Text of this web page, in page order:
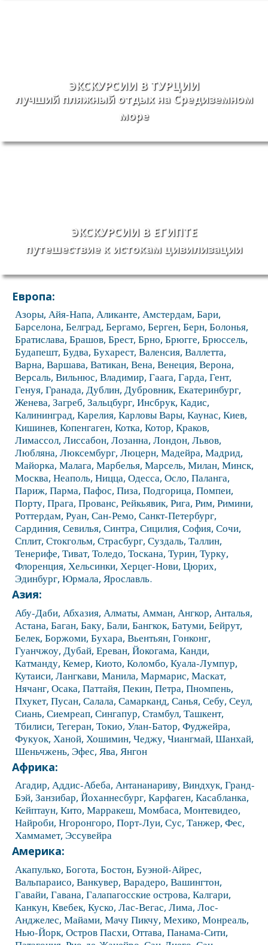
ЭКСКУРСИИ В ТУРЦИИ
лучший пляжный отдых на Средиземном
море
ЭКСКУРСИИ В ЕГИПТЕ
путешествие к истокам цивилизации
Европа:
Азоры, Айя-Напа, Аликанте, Амстердам, Бари,
Барселона, Белград, Бергамо, Берген, Берн, Болонья,
Братислава, Брашов, Брест, Брно, Брюгге, Брюссель,
Будапешт, Будва, Бухарест, Валенсия, Валлетта,
Варна, Варшава, Ватикан, Вена, Венеция, Верона,
Версаль, Вильнюс, Владимир, Гаага, Гарда, Гент,
Генуя, Гранада, Дублин, Дубровник, Екатеринбург,
Женева, Загреб, Зальцбург, Инсбрук, Кадис,
Калининград, Карелия, Карловы Вары, Каунас, Киев,
Кишинев, Копенгаген, Котка, Котор, Краков,
Лимассол, Лиссабон, Лозанна, Лондон, Львов,
Любляна, Люксембург, Люцерн, Мадейра, Мадрид,
Майорка, Малага, Марбелья, Марсель, Милан, Минск,
Москва, Неаполь, Ницца, Одесса, Осло, Паланга,
Париж, Парма, Пафос, Пиза, Подгорица, Помпеи,
Порту, Прага, Прованс, Рейкьявик, Рига, Рим, Римини,
Роттердам, Руан, Сан-Ремо, Санкт-Петербург,
Сардиния, Севилья, Синтра, Сицилия, София, Сочи,
Сплит, Стокгольм, Страсбург, Суздаль, Таллин,
Тенерифе, Тиват, Толедо, Тоскана, Турин, Турку,
Флоренция, Хельсинки, Херцег-Нови, Цюрих,
Эдинбург, Юрмала, Ярославль.
Азия:
Абу-Даби, Абхазия, Алматы, Амман, Ангкор, Анталья,
Астана, Баган, Баку, Бали, Бангкок, Батуми, Бейрут,
Белек, Боржоми, Бухара, Вьентьян, Гонконг,
Гуанчжоу, Дубай, Ереван, Йокогама, Канди,
Катманду, Кемер, Киото, Коломбо, Куала-Лумпур,
Кутаиси, Лангкави, Манила, Мармарис, Маскат,
Нячанг, Осака, Паттайя, Пекин, Петра, Пномпень,
Пхукет, Пусан, Салала, Самарканд, Санья, Себу, Сеул,
Сиань, Сиемреап, Сингапур, Стамбул, Ташкент,
Тбилиси, Тегеран, Токио, Улан-Батор, Фуджейра,
Фукуок, Ханой, Хошимин, Чеджу, Чиангмай, Шанхай,
Шеньчжень, Эфес, Ява, Янгон
Африка:
Агадир, Аддис-Абеба, Антананариву, Виндхук, Гранд-
Бэй, Занзибар, Йоханнесбург, Карфаген, Касабланка,
Кейптаун, Кито, Марракеш, Момбаса, Монтевидео,
Найроби, Нгоронгоро, Порт-Луи, Сус, Танжер, Фес,
Хаммамет, Эссувейра
Америка:
Акапулько, Богота, Бостон, Буэной-Айрес,
Вальпараисо, Ванкувер, Варадеро, Вашингтон,
Гавайи, Гавана, Галапагосские острова, Калгари,
Канкун, Квебек, Куско, Лас-Вегас, Лима, Лос-
Анджелес, Майами, Мачу Пикчу, Мехико, Монреаль,
Нью-Йорк, Остров Пасхи, Оттава, Панама-Сити,